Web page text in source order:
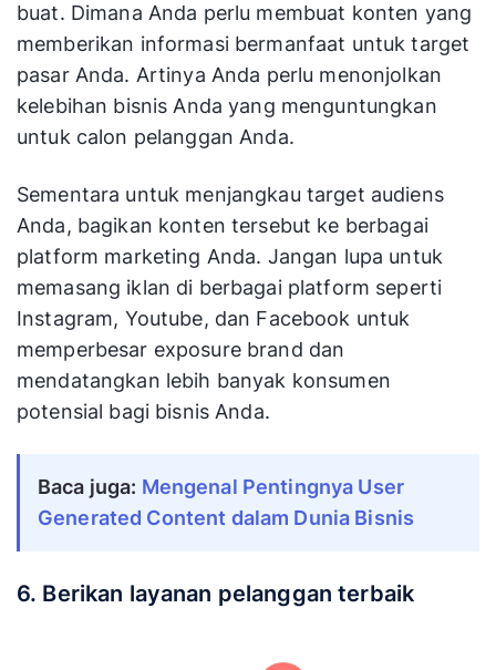
buat. Dimana Anda perlu membuat konten yang
memberikan informasi bermanfaat untuk target
pasar Anda. Artinya Anda perlu menonjolkan
kelebihan bisnis Anda yang menguntungkan
untuk calon pelanggan Anda.
Sementara untuk menjangkau target audiens
Anda, bagikan konten tersebut ke berbagai
platform marketing Anda. Jangan lupa untuk
memasang iklan di berbagai platform seperti
Instagram, Youtube, dan Facebook untuk
memperbesar exposure brand dan
mendatangkan lebih banyak konsumen
potensial bagi bisnis Anda.
Baca juga: Mengenal Pentingnya User
Generated Content dalam Dunia Bisnis
6. Berikan layanan pelanggan terbaik